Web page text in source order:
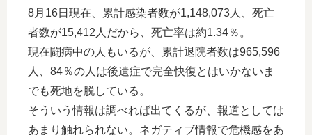
8月16日現在、累計感染者数が1,148,073人、死亡
者数が15,412人だから、死亡率は約1.34％。
現在闘病中の人もいるが、累計退院者数は965,596
人、84％の人は後遺症で完全快復とはいかないま
でも死地を脱している。
そういう情報は調べれば出てくるが、報道としては
あまり触れられない。ネガティブ情報で危機感をあ